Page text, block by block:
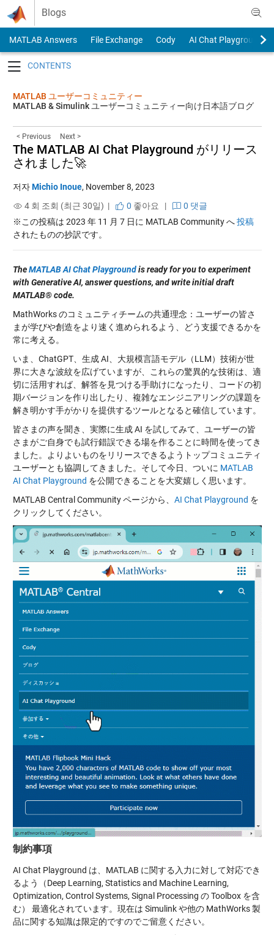
Skip to content
Blogs
MATLAB Answers File Exchange Cody
AI Chat Playground
MATLAB ユーザーコミュニティー
MATLAB & Simulink ユーザーコミュニティー向け日本語ブログ
< Previous Next >
The MATLAB AI Chat Playground がリリース
されました🚀
저자Michio Inoue, November 8, 2023
4 회 조회 (최근 30일) |
0 좋아요 |
0 댓글
※この投稿は 2023 年 11 月 7 日に MATLAB Community へ投稿
されたものの抄訳です。
TheMATLAB AI Chat Playgroundis ready for you to experiment
with Generative AI, answer questions, and write initial draft
MATLAB® code.
MathWorks のコミュニティチームの共通理念：ユーザーの皆さ
まが学びや創造をより速く進められるよう、どう支援できるかを
常に考える。
いま、ChatGPT、生成 AI、大規模言語モデル（LLM）技術が世
界に大きな波紋を広げていますが、これらの驚異的な技術は、適
切に活用すれば、解答を見つける手助けになったり、コードの初
期バージョンを作り出したり、複雑なエンジニアリングの課題を
解き明かす手がかりを提供するツールとなると確信しています。
皆さまの声を聞き、実際に生成 AI を試してみて、ユーザーの皆
さまがご自身でも試行錯誤できる場を作ることに時間を使ってき
ました。よりよいものをリリースできるようトップコミュニティ
ユーザーとも協調してきました。そして今日、ついに MATLAB
AI Chat Playground を公開できることを大変嬉しく思います。
MATLAB Central Community ページから、 AI Chat Playground を
クリックしてください。
制約事項
AI Chat Playground は、MATLAB に関する入力に対して対応でき
るよう（Deep Learning, Statistics and Machine Learning,
Optimization, Control Systems, Signal Processing の Toolbox を含
む） 最適化されています。現在は Simulink や他の MathWorks 製
品に関する知識は限定的ですのでご留意ください。